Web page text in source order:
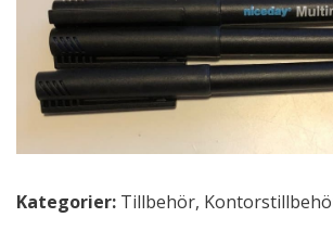
Kategorier: Tillbehör,